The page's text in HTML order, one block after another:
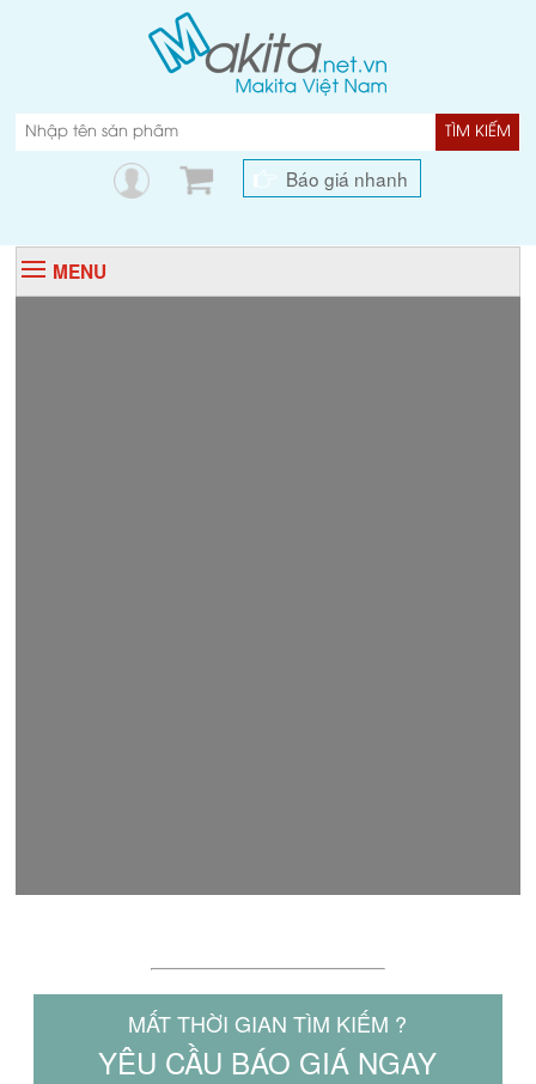
TÌM KIẾM
Báo giá nhanh
MENU
MẤT THỜI GIAN TÌM KIẾM ?
YÊU CẦU BÁO GIÁ NGAY